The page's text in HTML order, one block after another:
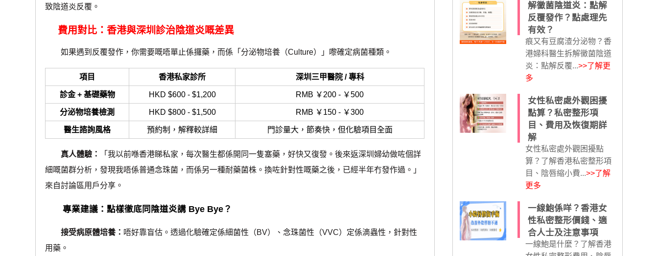
致陰道炎反覆。
費用對比：香港與深圳診治陰道炎嘅差異
如果遇到反覆發作，你需要嘅唔單止係攞藥，而係「分泌物培養（Culture）」嚟確定病菌種類。
項目 香港私家診所 深圳三甲醫院 / 專科
診金 + 基礎藥物 HKD $600 - $1,200 RMB ￥200 - ￥500
分泌物培養檢測 HKD $800 - $1,500 RMB ￥150 - ￥300
醫生諮詢風格 預約制，解釋較詳細 門診量大，節奏快，但化驗項目全面
真人體驗：
「我以前喺香港睇私家，每次醫生都係開同一隻塞藥，好快又復發。後來返深圳婦幼做咗個詳
細嘅菌群分析，發現我唔係普通念珠菌，而係另一種耐藥菌株。換咗針對性嘅藥之後，已經半年冇發作過。」
來自討論區用戶分享。
專業建議：點樣徹底同陰道炎講 Bye Bye？
接受病原體培養： 唔好靠盲估。透過化驗確定係細菌性（BV）、念珠菌性（VVC）定係滴蟲性，針對性
用藥。
解黴菌陰道炎：點解
反覆發作？點處理先
有效？
痕又有豆腐渣分泌物？香
港婦科醫生拆解黴菌陰道
炎：點解反覆...>>了解更
多
女性私密處外觀困擾
點算？私密整形項
目、費用及恢復期詳
解
女性私密處外觀困擾點
算？了解香港私密整形項
目、陰唇縮小費...>>了解
更多
一線鮑係咩？香港女
性私密整形價錢、適
合人士及注意事項
一線鮑是什麼？了解香港